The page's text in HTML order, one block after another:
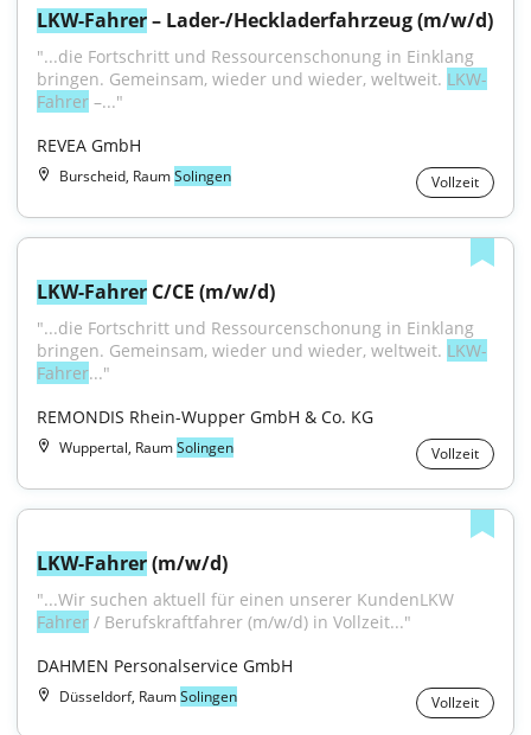
LKW-Fahrer – Lader-/Heckladerfahrzeug (m/w/d)
"...die Fortschritt und Ressourcenschonung in Einklang
bringen. Gemeinsam, wieder und wieder, weltweit. LKW-
Fahrer –..."
REVEA GmbH
Burscheid, RaumSolingen Vollzeit
LKW-Fahrer C/CE (m/w/d)
"...die Fortschritt und Ressourcenschonung in Einklang
bringen. Gemeinsam, wieder und wieder, weltweit. LKW-
Fahrer..."
REMONDIS Rhein-Wupper GmbH & Co. KG
Wuppertal, RaumSolingen Vollzeit
LKW-Fahrer (m/w/d)
Fahrer / Berufskraftfahrer (m/w/d) in Vollzeit..."
DAHMEN Personalservice GmbH
Düsseldorf, RaumSolingen Vollzeit